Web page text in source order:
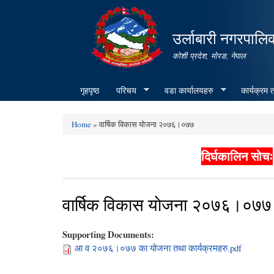
उर्लाबारी
कोशी प्रदेश, माेरङ, नेपाल
गृहपृष्ठ परिचय वडा कार्यालयहरु कार्यक्रम
Home» वार्षिक विकास याेजना २०७६।०७७
दिर्घकालिन सोचः
वार्षिक विकास याेजना २०७६।०७७
Supporting Documents:
आ व २०७६।०७७ का योजना तथा कार्यक्रमहरु.pdf